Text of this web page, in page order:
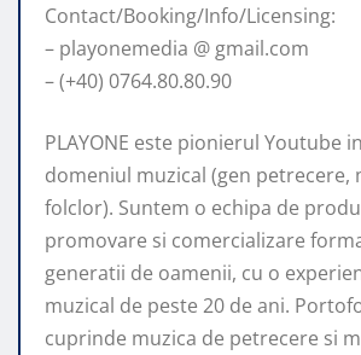
Contact/Booking/Info/Licensing:
– playonemedia @ gmail.com
– (+40) 0764.80.80.90
PLAYONE este pionierul Youtube
domeniul muzical (gen petrecere,
folclor). Suntem o echipa de
promovare si comercializare
generatii de oamenii, cu o
muzical de peste 20 de ani.
cuprinde muzica de petrecere si